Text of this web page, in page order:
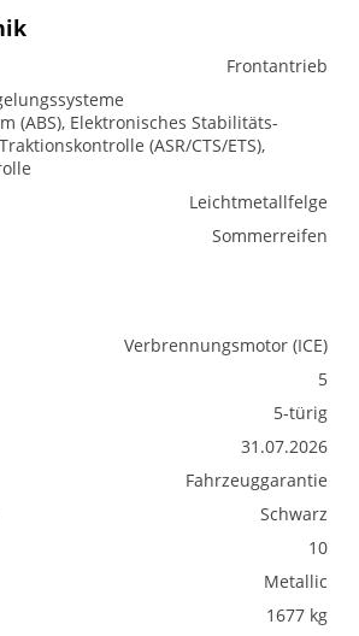
Frontantrieb
(ABS), Elektronisches Stabilitäts-
(ASR/CTS/ETS),
Leichtmetallfelge
Sommerreifen
Verbrennungsmotor (ICE)
5
5-türig
31.07.2026
Fahrzeuggarantie
Schwarz
10
Metallic
1677 kg